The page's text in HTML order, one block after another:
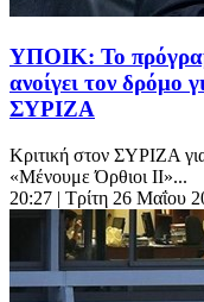
ΥΠΟΙΚ: Το
ανοίγει τον δρόμο
ΣΥΡΙΖΑ
Κριτική στον ΣΥΡΙΖΑ
«Μένουμε Όρθιοι ΙΙ»...
20:27 | Τρίτη 26 Μαΐου